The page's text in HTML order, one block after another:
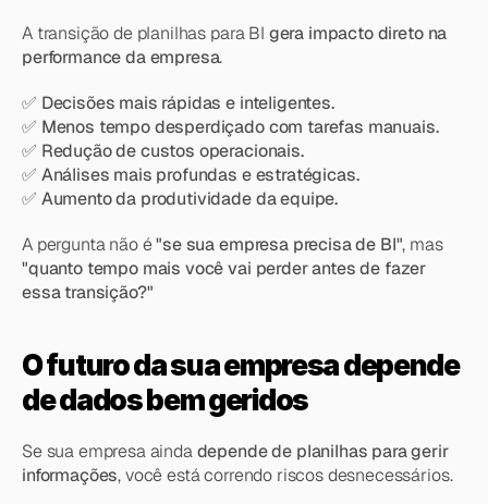
A transição de planilhas para BI gera impacto direto na
performance da empresa.
✅ Decisões mais rápidas e inteligentes.
✅ Menos tempo desperdiçado com tarefas manuais.
✅ Redução de custos operacionais.
✅ Análises mais profundas e estratégicas.
✅ Aumento da produtividade da equipe.
A pergunta não é "se sua empresa precisa de BI"
, mas
"quanto tempo mais você vai perder antes de fazer
essa transição?"
O futuro da sua empresa depende
de dados bem geridos
Se sua empresa ainda depende de planilhas para gerir
informações, você está correndo riscos desnecessários.